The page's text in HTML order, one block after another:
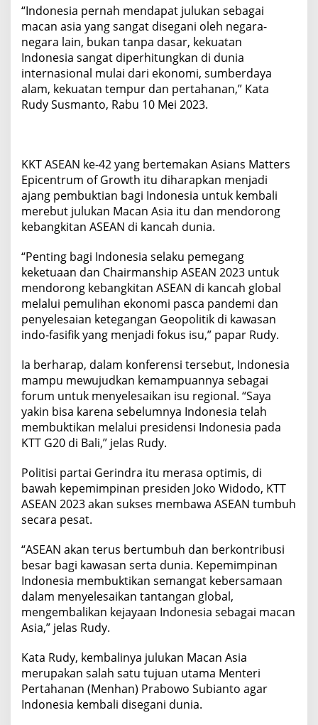
“Indonesia pernah mendapat julukan sebagai
macan asia yang sangat disegani oleh negara-
negara lain, bukan tanpa dasar, kekuatan
Indonesia sangat diperhitungkan di dunia
internasional mulai dari ekonomi, sumberdaya
alam, kekuatan tempur dan pertahanan,” Kata
Rudy Susmanto, Rabu 10 Mei 2023.
KKT ASEAN ke-42 yang bertemakan Asians Matters
Epicentrum of Growth itu diharapkan menjadi
ajang pembuktian bagi Indonesia untuk kembali
merebut julukan Macan Asia itu dan mendorong
kebangkitan ASEAN di kancah dunia.
“Penting bagi Indonesia selaku pemegang
keketuaan dan Chairmanship ASEAN 2023 untuk
mendorong kebangkitan ASEAN di kancah global
melalui pemulihan ekonomi pasca pandemi dan
penyelesaian ketegangan Geopolitik di kawasan
indo-fasifik yang menjadi fokus isu,” papar Rudy.
Ia berharap, dalam konferensi tersebut, Indonesia
mampu mewujudkan kemampuannya sebagai
forum untuk menyelesaikan isu regional. “Saya
yakin bisa karena sebelumnya Indonesia telah
membuktikan melalui presidensi Indonesia pada
KTT G20 di Bali,” jelas Rudy.
Politisi partai Gerindra itu merasa optimis, di
bawah kepemimpinan presiden Joko Widodo, KTT
ASEAN 2023 akan sukses membawa ASEAN tumbuh
secara pesat.
“ASEAN akan terus bertumbuh dan berkontribusi
besar bagi kawasan serta dunia. Kepemimpinan
Indonesia membuktikan semangat kebersamaan
dalam menyelesaikan tantangan global,
mengembalikan kejayaan Indonesia sebagai macan
Asia,” jelas Rudy.
Kata Rudy, kembalinya julukan Macan Asia
merupakan salah satu tujuan utama Menteri
Pertahanan (Menhan) Prabowo Subianto agar
Indonesia kembali disegani dunia.